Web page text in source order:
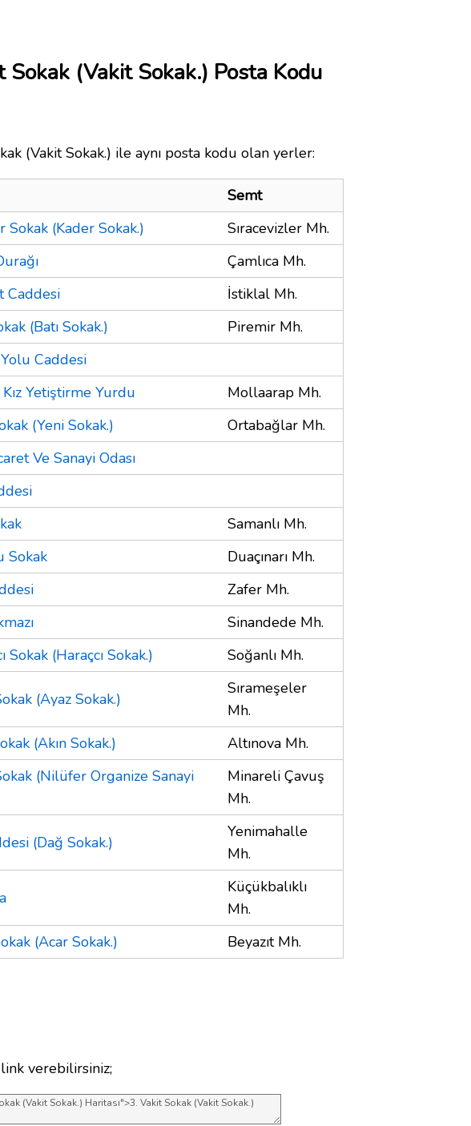
Sokak (Vakit Sokak.) Posta Kodu
(Vakit Sokak.) ile aynı posta kodu olan yerler:
Semt
Sokak (Kader Sokak.)
Sıracevizler Mh.
Çamlıca Mh.
Caddesi
İstiklal Mh.
(Batı Sokak.)
Piremir Mh.
Caddesi
Yetiştirme Yurdu
Mollaarap Mh.
(Yeni Sokak.)
Ortabağlar Mh.
Ve Sanayi Odası
Samanlı Mh.
Sokak
Duaçınarı Mh.
Zafer Mh.
Sinandede Mh.
Sokak (Haraçcı Sokak.)
Soğanlı Mh.
(Ayaz Sokak.)
Sırameşeler
Mh.
(Akın Sokak.)
Altınova Mh.
(Nilüfer Organize Sanayi
Minareli Çavuş
Mh.
(Dağ Sokak.)
Yenimahalle
Mh.
Küçükbalıklı
Mh.
(Acar Sokak.)
Beyazıt Mh.
link verebilirsiniz;